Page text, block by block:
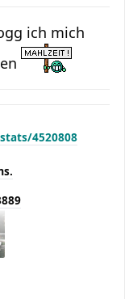
ich mich
4520808